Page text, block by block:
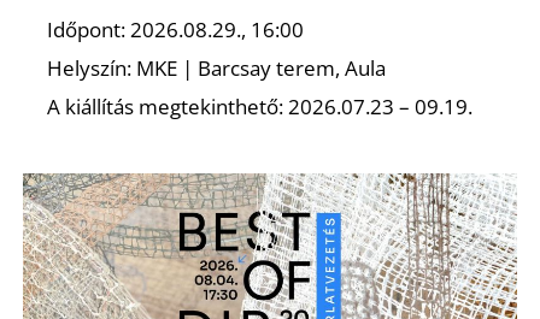
Időpont: 2026.08.29., 16:00
Helyszín: MKE | Barcsay terem, Aula
A kiállítás megtekinthető: 2026.07.23 – 09.19.